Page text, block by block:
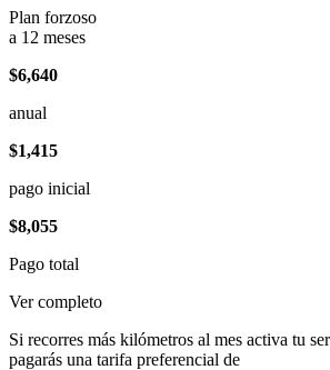
Plan forzoso
a 12 meses
$6,640
anual
$1,415
pago inicial
$8,055
Pago total
Ver completo
Si recorres más kilómetros al mes activa tu
pagarás una tarifa preferencial de